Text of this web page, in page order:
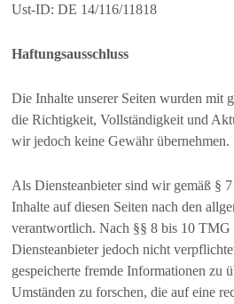
Ust-ID: DE 14/116/11818
Haftungsausschluss
Die Inhalte unserer Seiten wurden mit
die Richtigkeit, Vollständigkeit und
wir jedoch keine Gewähr übernehmen.
Als Diensteanbieter sind wir gemäß §
Inhalte auf diesen Seiten nach den
verantwortlich. Nach §§ 8 bis 10 TMG
Diensteanbieter jedoch nicht
gespeicherte fremde Informationen zu
Umständen zu forschen, die auf eine